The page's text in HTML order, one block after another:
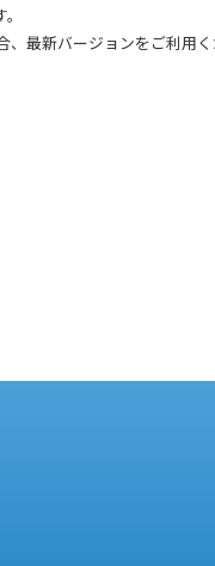
最新バージョンをご利用く